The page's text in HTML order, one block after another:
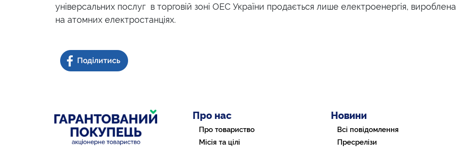
універсальних послуг в торговій зоні ОЕС України продається лише електроенергія, вироблена
на атомних електростанціях.
Про нас
Про товариство
Місія та цілі
Новини
Всі повідомлення
Пресрелізи